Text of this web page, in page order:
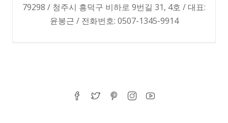
79298 / 청주시 흥덕구 비하로 9번길 31, 4호 / 대표:
윤봉근 / 전화번호: 0507-1345-9914